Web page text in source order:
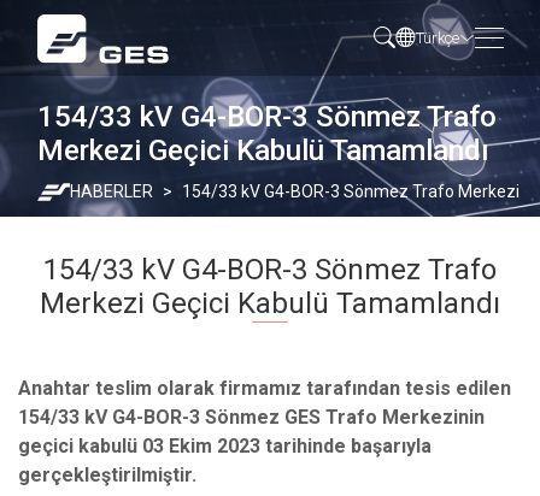
Türkçe
154/33 kV G4-BOR-3 Sönmez Trafo
Merkezi Geçici Kabulü Tamamlandı
HABERLER 154/33 kV G4-BOR-3 Sönmez Trafo Merkezi
154/33 kV G4-BOR-3 Sönmez Trafo
Merkezi Geçici Kabulü Tamamlandı
Anahtar teslim olarak firmamız tarafından tesis edilen
154/33 kV G4-BOR-3 Sönmez GES Trafo Merkezinin
geçici kabulü 03 Ekim 2023 tarihinde başarıyla
gerçekleştirilmiştir.